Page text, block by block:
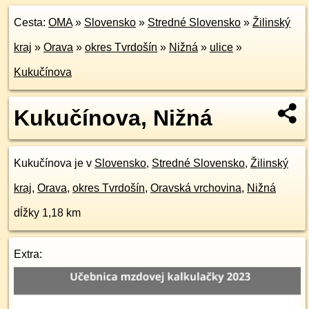
Cesta: OMA» Slovensko » Stredné Slovensko » Žilinský
kraj » Orava » okres Tvrdošín » Nižná » ulice »
Kukučínova
Kukučínova, Nižná
Kukučínova je v Slovensko, Stredné Slovensko, Žilinský
kraj, Orava, okres Tvrdošín, Oravská vrchovina, Nižná
dĺžky 1,18 km
Extra: